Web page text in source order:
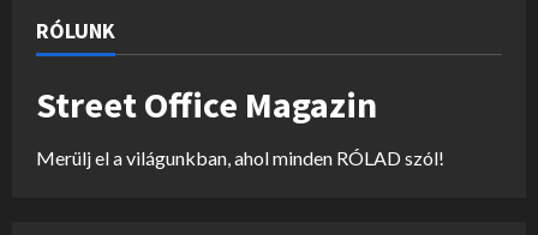
RÓLUNK
Street Office Magazin
Merülj el a világunkban, ahol minden RÓLAD szól!